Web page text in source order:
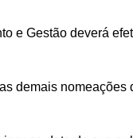
e Gestão deverá
s demais nomeações